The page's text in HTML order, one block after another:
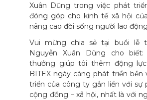
Xuân Dũng trong việc phát
đóng góp cho kinh tế xã hội
nâng cao đời sống người lao
Vui mừng chia sẻ tại buổi lễ
Nguyễn Xuân Dũng cho
thưởng giúp tôi thêm động
BITEX ngày càng phát triển bền
triển của công ty gắn liền với sự
cộng đồng – xã hội, nhất là với